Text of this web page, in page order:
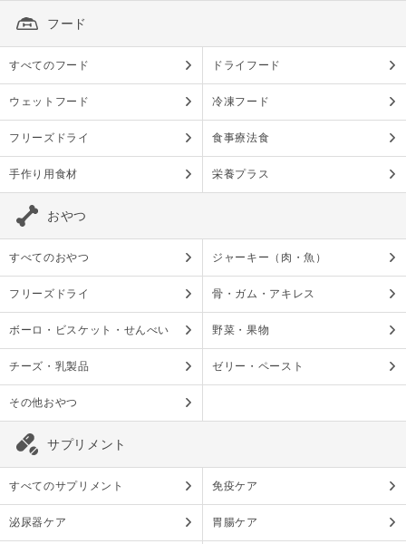
フード
すべてのフード ドライフード
ウェットフード 冷凍フード
フリーズドライ 食事療法食
手作り用食材 栄養プラス
おやつ
すべてのおやつ ジャーキー（肉・魚）
フリーズドライ 骨・ガム・アキレス
ボーロ・ビスケット・せんべい 野菜・果物
チーズ・乳製品 ゼリー・ペースト
その他おやつ
サプリメント
すべてのサプリメント 免疫ケア
泌尿器ケア 胃腸ケア